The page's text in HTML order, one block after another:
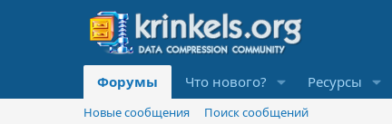
Форумы Что нового? Ресурсы
Новые сообщения Поиск сообщений